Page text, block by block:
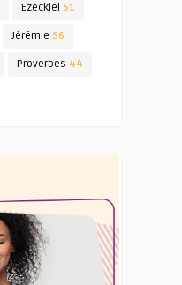
Ezeckiel 51
Jérémie 56
Proverbes 44